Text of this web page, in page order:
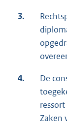
3.
4.
De
Zaken